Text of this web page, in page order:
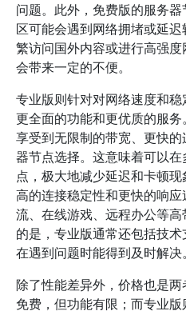
问题。此外，免费版的服务
区可能会遇到网络拥堵或延
繁访问国外内容或进行高强
会带来一定的不便。
专业版则针对对网络速度和
更全面的功能和更优质的服
享受到无限制的带宽、更快
器节点选择。这意味着可以
点，极大地减少延迟和卡顿
高的连接稳定性和更快的响
流、在线游戏、远程办公等
的是，专业版通常还包括技
在遇到问题时能得到及时解决。
除了性能差异外，价格也是
免费，但功能有限；而专业